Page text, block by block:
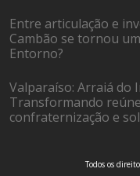
Entre articulação e
Cambão se tornou
Entorno?
Valparaíso: Arraiá do
Transformando
confraternização e
Todos os